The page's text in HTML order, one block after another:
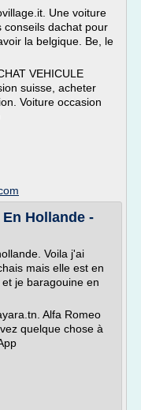
Une voiture
conseils dachat pour
la belgique. Be, le
VEHICULE
suisse, acheter
Voiture occasion
Hollande -
Voila j'ai
mais elle est en
je baragouine en
Alfa Romeo
quelque chose à